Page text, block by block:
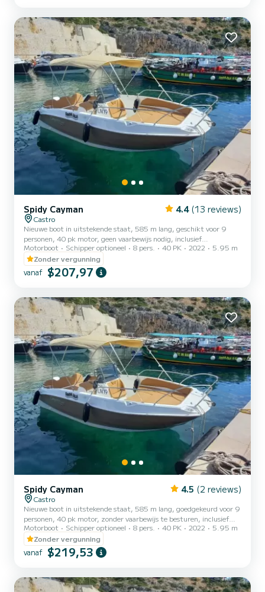
Spidy Cayman 4.4 (13 reviews)
Castro
Nieuwe boot in uitstekende staat, 585 m lang, geschikt voor 9
personen, 40 pk motor, geen vaarbewijs nodig, inclusief
zonnescherm, kussens, zwemtrap. De brandstofkosten zijn
exclusief. Vergeet niet om €60 contant mee te nemen als borg
voor de brandstof. Deze worden bij terugkomst terugbetaald op
basis van de verbruikte liters.
Motorboot Schipper optioneel 8 pers. 40 PK 2022
5.95 m
Zonder vergunning
vanaf $207,97
Spidy Cayman 4.5 (2 reviews)
Castro
Nieuwe boot in uitstekende staat, 585 m lang, goedgekeurd voor 9
personen, 40 pk motor, zonder vaarbewijs te besturen, inclusief
zonnetent, kussens, zwemtrap. De brandstofkosten zijn exclusief.
Vergeet niet om €60 in contanten als borg voor de brandstof mee
te nemen. Dit bedrag wordt bij terugkomst terugbetaald op basis
van het verbruik in liters.
Motorboot Schipper optioneel 8 pers. 40 PK 2022
5.95 m
Zonder vergunning
vanaf $219,53